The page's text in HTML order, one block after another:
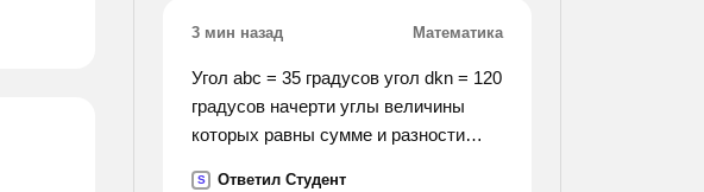
3 мин назад Математика
Угол abc = 35 градусов угол dkn = 120
градусов начерти углы величины
которых равны сумме и разности
S Ответил Студент